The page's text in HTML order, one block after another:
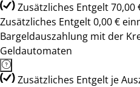
Zusätzliches Entgelt 70,00
Zusätzliches Entgelt 0,00 €
Bargeldauszahlung mit der
Geldautomaten
Zusätzliches Entgelt je